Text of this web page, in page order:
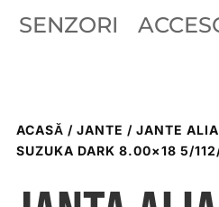
SENZORI
ACASĂ / JANTE / JANTE
SUZUKA DARK 8.00×18 5/